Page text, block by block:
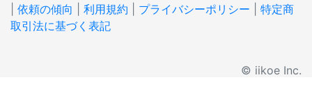
依頼の傾向 利用規約 プライバシーポリシー
特定商
取引法に基づく表記
© iikoe Inc.